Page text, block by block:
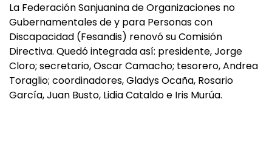
La Federación Sanjuanina de Organizaciones no
Gubernamentales de y para Personas con
Discapacidad (Fesandis) renovó su Comisión
Directiva. Quedó integrada así: presidente, Jorge
Cloro; secretario, Oscar Camacho; tesorero, Andrea
Toraglio; coordinadores, Gladys Ocaña, Rosario
García, Juan Busto, Lidia Cataldo e Iris Murúa.